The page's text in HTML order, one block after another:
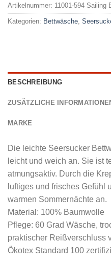
Artikelnummer: 11001-594 Sailing
Kategorien: Bettwäsche,
BESCHREIBUNG
ZUSÄTZLICHE
MARKE
Die leichte Seersucker
leicht und weich an. Sie ist
atmungsaktiv. Durch die
luftiges und frisches Gefühl
warmen Sommernächte an.
Material: 100% Baumwolle
Pflege: 60 Grad Wäsche,
praktischer Reißverschluss
Ökotex Standard 100